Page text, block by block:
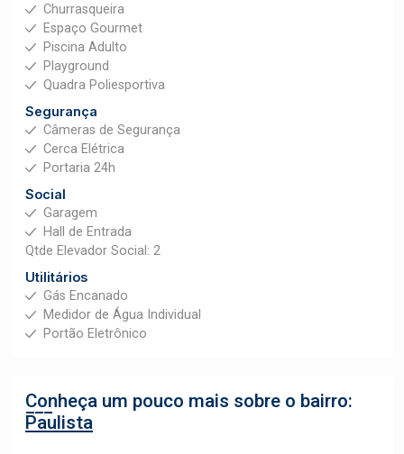
Churrasqueira
Espaço Gourmet
Piscina Adulto
Playground
Quadra Poliesportiva
Segurança
Câmeras de Segurança
Cerca Elétrica
Portaria 24h
Social
Garagem
Hall de Entrada
Qtde Elevador Social: 2
Utilitários
Gás Encanado
Medidor de Água Individual
Portão Eletrônico
Conheça um pouco mais sobre o bairro:
Paulista